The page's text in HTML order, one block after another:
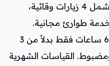
منا عقد صيانة دورية سنوي يشمل 4 زيارات وقائية،
طوارئ مجانية.
الزيارات الدورية تستغرق الآن 6 ساعات فقط بدلاً من 3
القياسات الشهرية